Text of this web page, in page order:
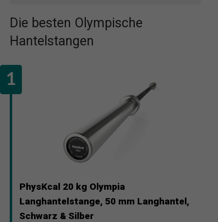
Die besten Olympische
Hantelstangen
PhysKcal 20 kg Olympia
Langhantelstange, 50 mm Langhantel,
Schwarz & Silber